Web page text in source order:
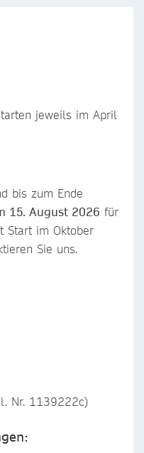
jeweils im April
bis zum Ende
15. August 2026 für
Start im Oktober
Sie uns.
Nr. 1139222c)